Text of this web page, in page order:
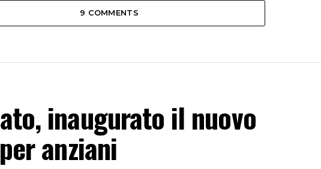
9 COMMENTS
inaugurato il nuovo
anziani